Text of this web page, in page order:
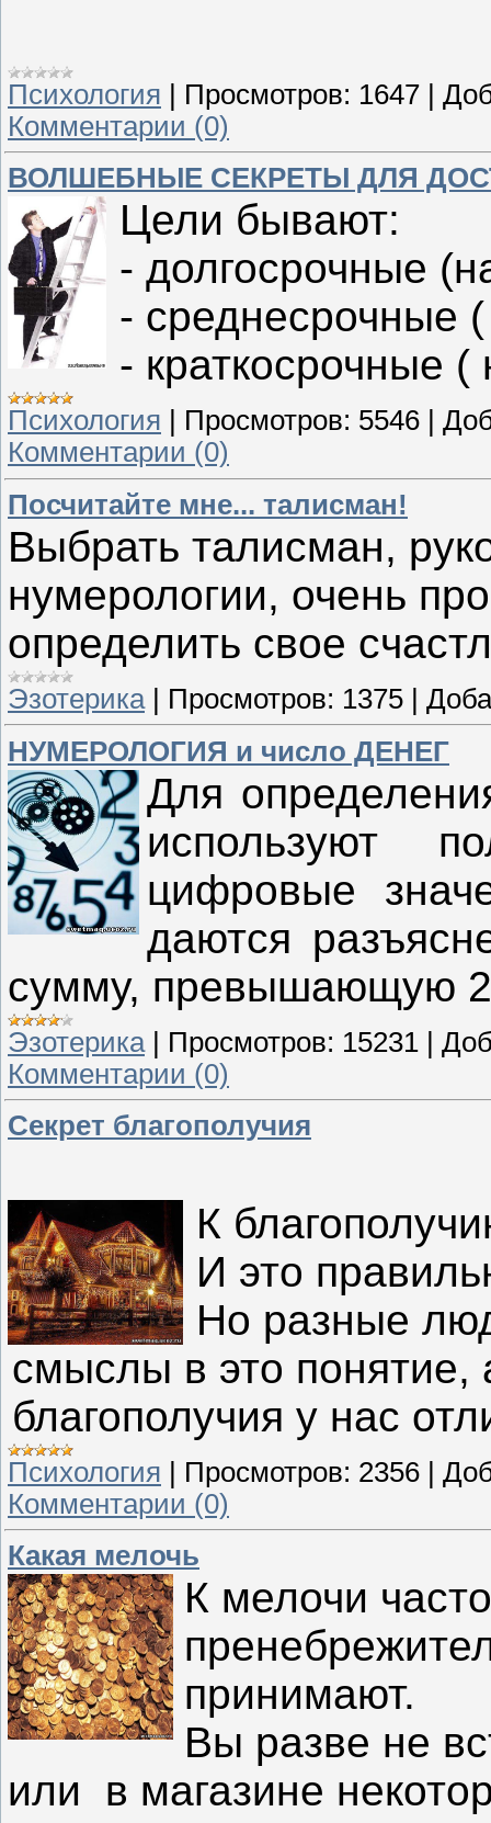
Психология Просмотров: 1647
Комментарии (0)
ВОЛШЕБНЫЕ СЕКРЕТЫ ДЛЯ
Цели бывают:
- долгосрочные
- среднесрочные
- краткосрочные
Психология Просмотров: 5546
Комментарии (0)
Посчитайте мне... талисман!
Выбрать талисман,
нумерологии, очень
определить свое
Эзотерика| Просмотров: 1375
НУМЕРОЛОГИЯ и число ДЕНЕГ
Для
используют
цифровые
даются
сумму, превышающую
Эзотерика | Просмотров: 15231 |
Комментарии (0)
Секрет благополучия
К
И это
Но разные
смыслы в это понятие,
благополучия у нас
Психология | Просмотров: 2356 |
Комментарии (0)
Какая мелочь
К мелочи
принимают.
Вы разве не
или в магазине